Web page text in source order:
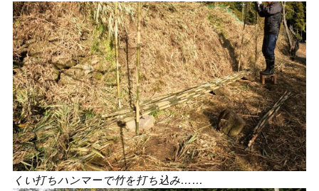
くい打ちハンマーで竹を打ち込み……